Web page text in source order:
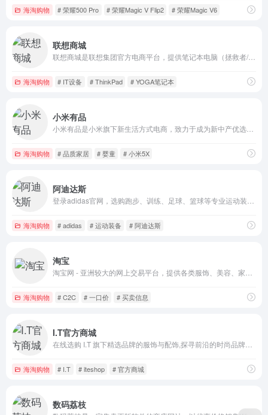
海淘购物 # 荣耀500 Pro # 荣耀Magic V Flip2 # 荣耀Magic V6
联想商城
联想商城是联想集团官方电商平台，提供笔记本电脑（拯救者/小新/ThinkPad/YOGA）、台式机、手机、智能数码等全系产品。官方正品保障，支持私人定制、学生专享优惠、乐豆积分抵现，享7天无理由退换及全国免费配送。下载联想智选APP，新人注册立领999元礼包，体验一站式智慧生活购物服务。
海淘购物 # IT设备 # ThinkPad # YOGA笔记本
小米有品
海淘购物 # 品质家居 # 婴童 # 小米5X
阿迪达斯
海淘购物 # adidas # 运动装备 # 阿迪达斯
淘宝
海淘购物 # C2C # 一口价 # 买卖信息
I.T官方商城
海淘购物 # I.T # iteshop # 官方商城
数码荔枝